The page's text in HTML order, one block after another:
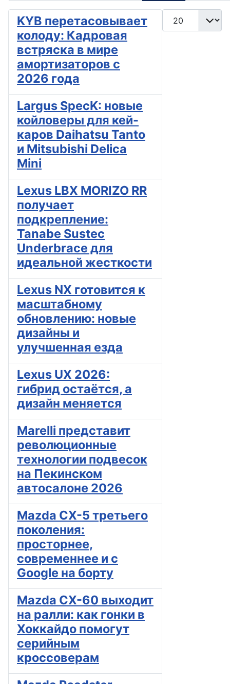
Кол-во строк:
KYB перетасовывает
колоду: Кадровая
встряска в мире
амортизаторов с
2026 года
Largus SpecK: новые
койловеры для кей-
каров Daihatsu Tanto
и Mitsubishi Delica
Mini
Lexus LBX MORIZO RR
получает
подкрепление:
Tanabe Sustec
Underbrace для
идеальной жесткости
Lexus NX готовится к
масштабному
обновлению: новые
дизайны и
улучшенная езда
Lexus UX 2026:
гибрид остаётся, а
дизайн меняется
Marelli представит
революционные
технологии подвесок
на Пекинском
автосалоне 2026
Mazda CX-5 третьего
поколения:
просторнее,
современнее и с
Google на борту
Mazda CX-60 выходит
на ралли: как гонки в
Хоккайдо помогут
серийным
кроссоверам